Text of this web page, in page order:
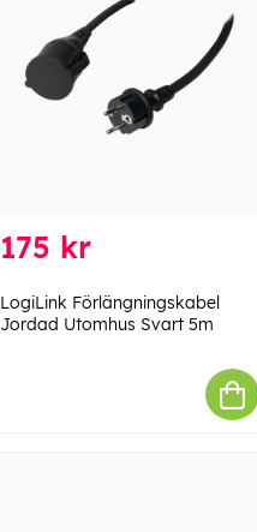
175 kr
LogiLink Förlängningskabel
Jordad Utomhus Svart 5m